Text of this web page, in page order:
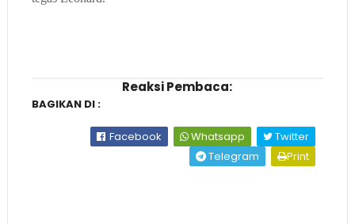
Reaksi Pembaca:
BAGIKAN DI :
Facebook Whatsapp
Twitter
Telegram
Print